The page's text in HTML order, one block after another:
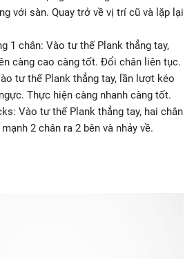
với sàn. Quay trở về vị trí cũ và lặp lại
1 chân: Vào tư thế Plank thẳng tay,
càng cao càng tốt. Đổi chân liên tục.
tư thế Plank thẳng tay, lần lượt kéo
Thực hiện càng nhanh càng tốt.
Vào tư thế Plank thẳng tay, hai chân
2 chân ra 2 bên và nhảy về.